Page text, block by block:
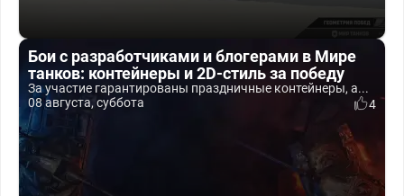
Бои с разработчиками и блогерами в Мире
танков: контейнеры и 2D-стиль за победу
За участие гарантированы праздничные контейнеры, а...
08 августа, суббота
4